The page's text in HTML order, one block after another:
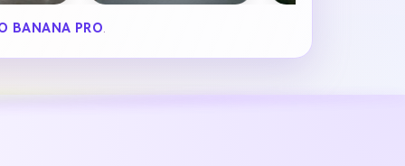
BANANA PRO